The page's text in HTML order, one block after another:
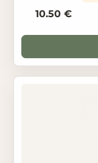
10.50 €